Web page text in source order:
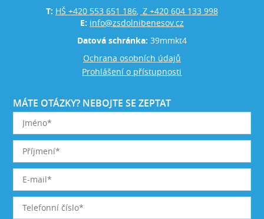
T: HŠ +420 553 651 186, Z +420 604 133 998
E: info@zsdolnibenesov.cz
Datová schránka: 39mmkt4
Ochrana osobních údajů
Prohlášení o přístupnosti
MÁTE OTÁZKY? NEBOJTE SE ZEPTAT